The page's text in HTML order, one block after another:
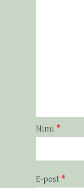
Nimi *
E-post *